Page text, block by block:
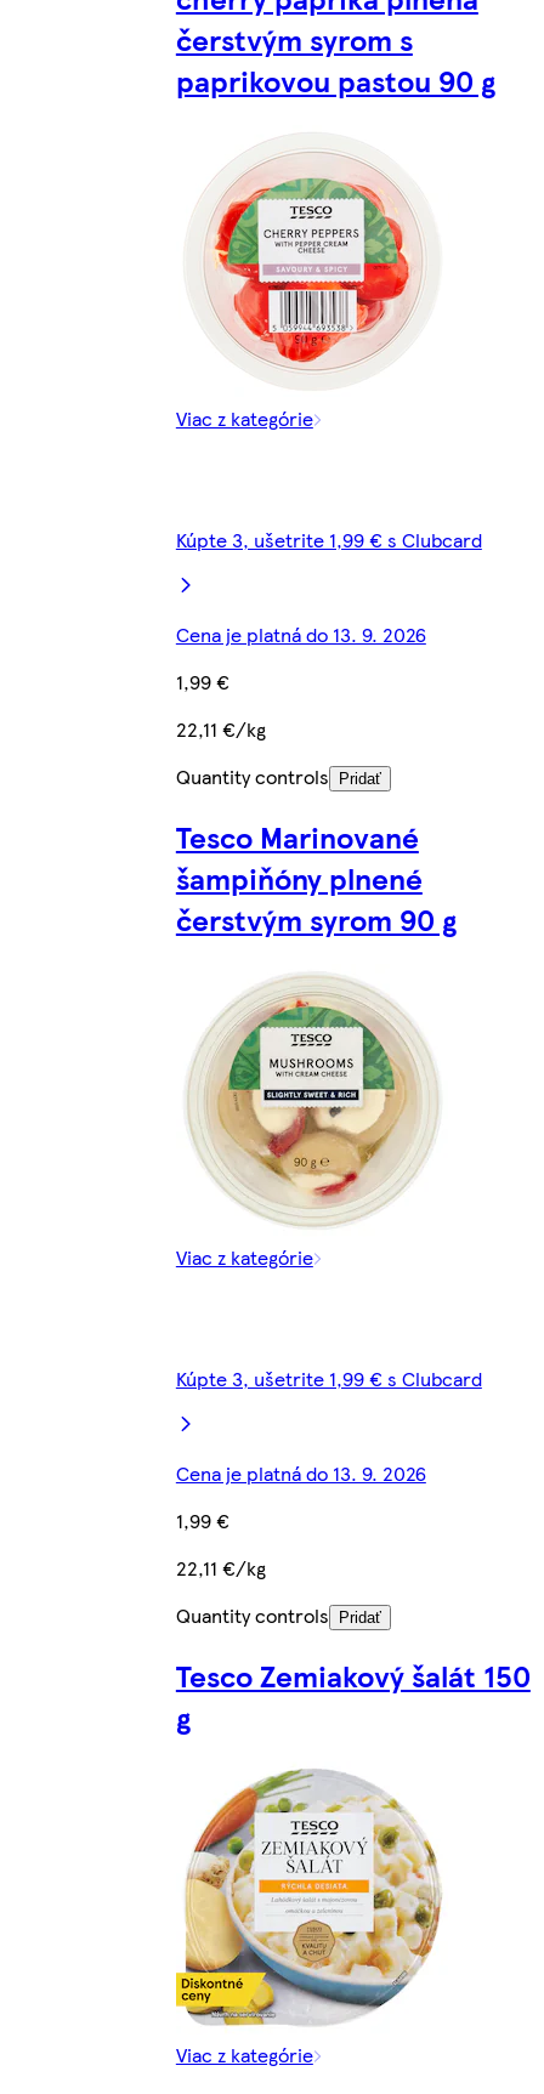
čerstvým syrom s
paprikovou pastou 90 g
Viac z kategórie
Kúpte 3, ušetrite 1,99 € s Clubcard
Cena je platná do 13. 9. 2026
1,99 €
22,11 €/kg
Quantity controls
Pridať
Tesco Marinované
šampiňóny plnené
čerstvým syrom 90 g
Viac z kategórie
Kúpte 3, ušetrite 1,99 € s Clubcard
Cena je platná do 13. 9. 2026
1,99 €
22,11 €/kg
Quantity controls
Pridať
Tesco Zemiakový šalát 150
g
Viac z kategórie